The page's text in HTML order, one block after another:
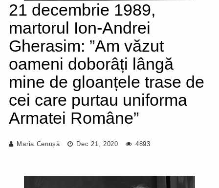
21 decembrie 1989,
martorul Ion-Andrei
Gherasim: ”Am văzut
oameni doborâți lângă
mine de gloanțele trase de
cei care purtau uniforma
Armatei Române”
Maria Cenușă Dec 21, 2020 4893